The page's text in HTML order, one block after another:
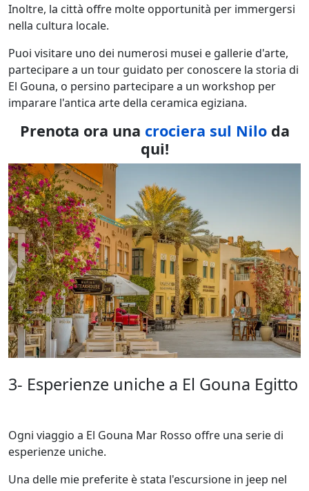
Inoltre, la città offre molte opportunità per immergersi
nella cultura locale.
Puoi visitare uno dei numerosi musei e gallerie d'arte,
partecipare a un tour guidato per conoscere la storia di
El Gouna, o persino partecipare a un workshop per
imparare l'antica arte della ceramica egiziana.
Prenota ora una crociera sul Niloda
qui!
3- Esperienze uniche a El Gouna Egitto
Ogni viaggio a El Gouna Mar Rosso offre una serie di
esperienze uniche.
Una delle mie preferite è stata l'escursione in jeep nel